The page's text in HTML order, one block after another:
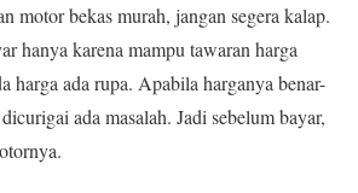
motor bekas murah, jangan segera kalap.
hanya karena mampu tawaran harga
harga ada rupa. Apabila harganya benar-
ada masalah. Jadi sebelum bayar,